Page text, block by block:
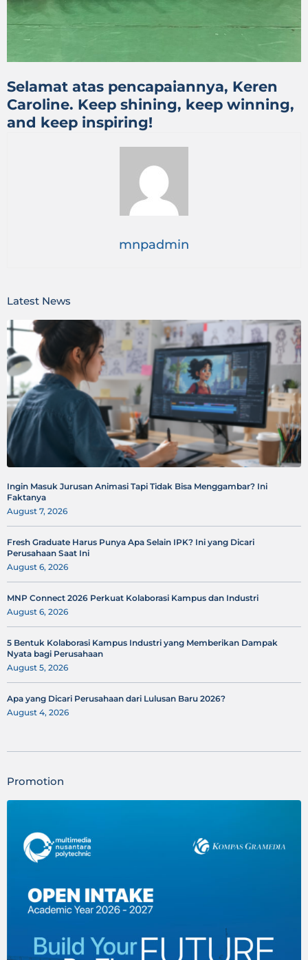
Selamat atas pencapaiannya, Keren
Caroline. Keep shining, keep winning,
and keep inspiring!
mnpadmin
Latest News
Ingin Masuk Jurusan Animasi Tapi Tidak Bisa Menggambar? Ini
Faktanya
August 7, 2026
Fresh Graduate Harus Punya Apa Selain IPK? Ini yang Dicari
Perusahaan Saat Ini
August 6, 2026
MNP Connect 2026 Perkuat Kolaborasi Kampus dan Industri
August 6, 2026
5 Bentuk Kolaborasi Kampus Industri yang Memberikan Dampak
Nyata bagi Perusahaan
August 5, 2026
Apa yang Dicari Perusahaan dari Lulusan Baru 2026?
August 4, 2026
Promotion